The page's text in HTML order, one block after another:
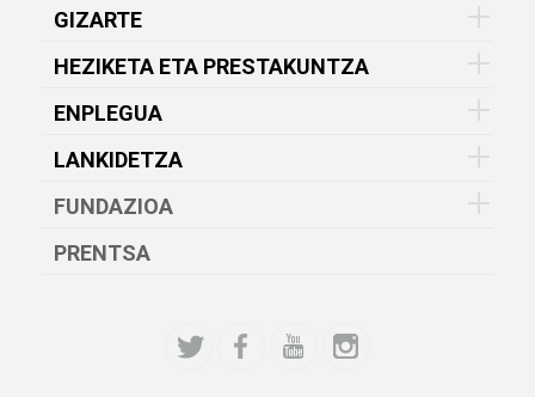
GIZARTE
HEZIKETA ETA PRESTAKUNTZA
ENPLEGUA
LANKIDETZA
FUNDAZIOA
PRENTSA